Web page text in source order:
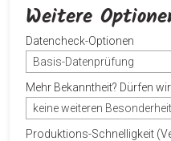
Weitere
Datencheck-Optionen
Basis-Datenprüfung
Mehr Bekanntheit? Dürfen
keine weiteren
Produktions-Schnelligkeit